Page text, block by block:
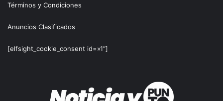
Términos y Condiciones
Anuncios Clasificados
[elfsight_cookie_consent id=»1″]